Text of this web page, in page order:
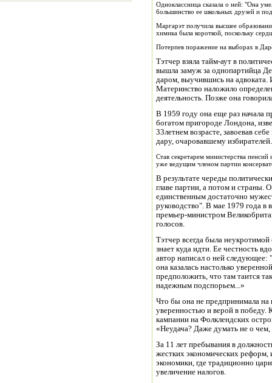
Одноклассница сказала о ней: "Она
большинство ее школьных друзей и
Маргарэт получила высшее
химика была короткой, поскольку
Потерпев поражение на выборах в
Тэтчер взяла тайм-аут в
вышла замуж за однопартийца
даром, выучившись на адвоката.
Материнство наложило
деятельность. Позже она
В 1959 году она еще раз начала
богатом пригороде Лондона,
33летнем возрасте, завоевав
дару, очаровавшему избирателей.
Став секретарем министерства
уже ведущим членом партии
В результате череды
главе партии, а потом и страны.
единственным достаточно
руководство". В мае 1979 года в
премьер-министром
голосов.
Тэтчер всегда была
знает куда идти. Ее честность
автор написал о ней
она казалась настолько
предположить, что там таится
надежным подспорьем...»
Что бы она не предпринимала на
уверенностью и верой в победу.
кампании на Фолклендских
«Неудача? Даже думать не о
За 11 лет пребывания в
жестких экономических реформ,
экономики, где традиционно
увеличение налогов.